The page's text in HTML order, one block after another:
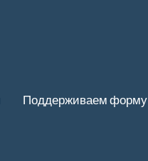
Поддерживаем форму